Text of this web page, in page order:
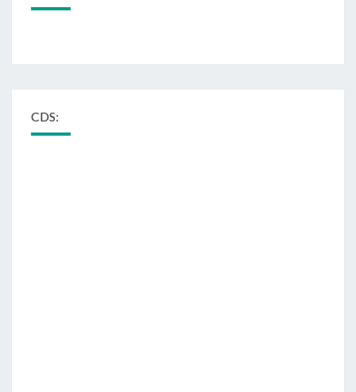
CDS: